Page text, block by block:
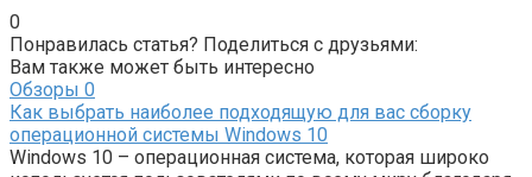
0
Понравилась статья? Поделиться с друзьями:
Вам также может быть интересно
Обзоры 0
Как выбрать наиболее подходящую для вас сборку
операционной системы Windows 10
Windows 10 – операционная система, которая широко